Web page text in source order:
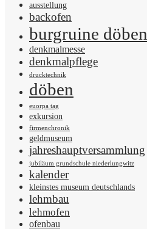
ausstellung
backofen
burgruine döben
denkmalmesse
denkmalpflege
drucktechnik
döben
euorpa tag
exkursion
firmenchronik
geldmuseum
jahreshauptversammlung
jubiläum grundschule niederlungwitz
kalender
kleinstes museum deutschlands
lehmbau
lehmofen
ofenbau